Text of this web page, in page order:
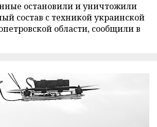
остановили и уничтожили
состав с техникой украинской
области, сообщили в